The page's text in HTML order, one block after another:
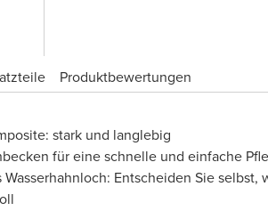
Produktbewertungen
stark und langlebig
für eine schnelle und einfache
Entscheiden Sie selbst,